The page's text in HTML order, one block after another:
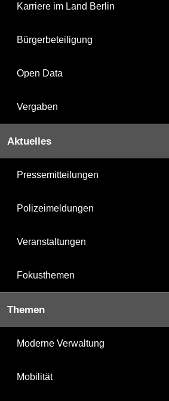
Karriere im Land Berlin
Bürgerbeteiligung
Open Data
Vergaben
Aktuelles
Pressemitteilungen
Polizeimeldungen
Veranstaltungen
Fokusthemen
Themen
Moderne Verwaltung
Mobilität